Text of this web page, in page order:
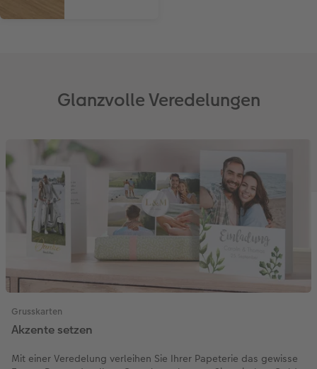
Glanzvolle Veredelungen
Grusskarten
Akzente setzen
Mit einer Veredelung verleihen Sie Ihrer Papeterie das gewisse